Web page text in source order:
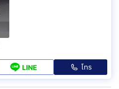
LINE โทร